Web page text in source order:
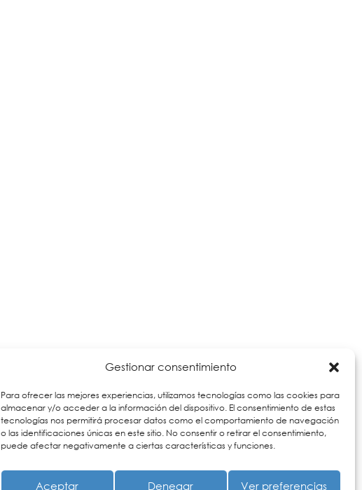
Gestionar consentimiento
Para ofrecer las mejores experiencias, utilizamos tecnologías como las cookies para
almacenar y/o acceder a la información del dispositivo. El consentimiento de estas
tecnologías nos permitirá procesar datos como el comportamiento de navegación
o las identificaciones únicas en este sitio. No consentir o retirar el consentimiento,
puede afectar negativamente a ciertas características y funciones.
Aceptar Denegar Ver preferencias